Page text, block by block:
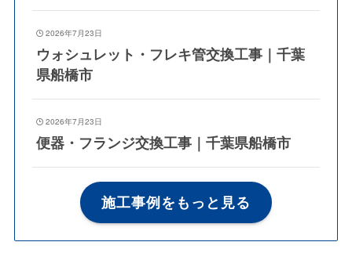
2026年7月23日
ウォシュレット・フレキ管交換工事｜千葉
県船橋市
2026年7月23日
便器・フランジ交換工事｜千葉県船橋市
施工事例をもっと見る